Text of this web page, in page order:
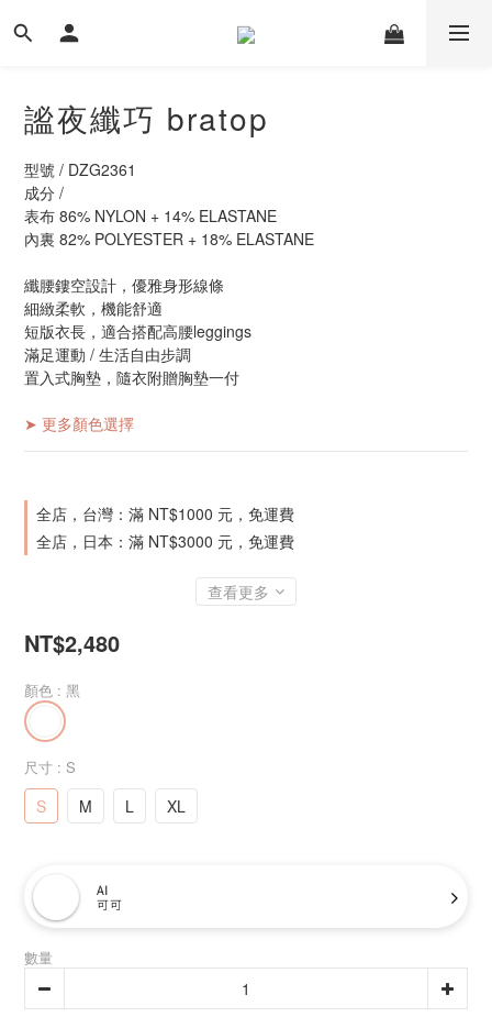
謐夜纖巧 bratop
型號 / DZG2361
成分 /
表布 86% NYLON + 14% ELASTANE
內裏 82% POLYESTER + 18% ELASTANE
纖腰鏤空設計，優雅身形線條
細緻柔軟，機能舒適
短版衣長，適合搭配高腰leggings
滿足運動 / 生活自由步調
置入式胸墊，隨衣附贈胸墊一付
➤ 更多顏色選擇
全店，台灣：滿 NT$1000 元，免運費
全店，日本：滿 NT$3000 元，免運費
查看更多
NT$2,480
顏色 : 黑
尺寸 : S
S M L XL
AI
可可
數量